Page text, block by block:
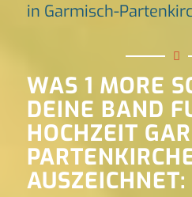
in Garmisch-
WAS 1 MORE
DEINE BAND
HOCHZEIT
AUSZEICHNET: